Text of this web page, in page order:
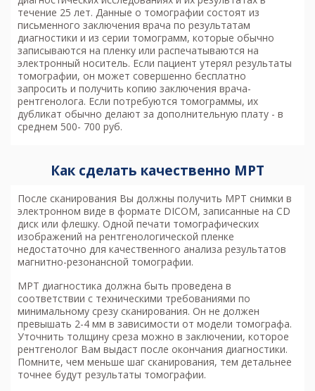
течение 25 лет. Данные о томографии состоят из
письменного заключения врача по результатам
диагностики и из серии томограмм, которые обычно
записываются на пленку или распечатываются на
электронный носитель. Если пациент утерял результаты
томографии, он может совершенно бесплатно
запросить и получить копию заключения врача-
рентгенолога. Если потребуются томограммы, их
дубликат обычно делают за дополнительную плату - в
среднем 500- 700 руб.
Как сделать качественно МРТ
После сканирования Вы должны получить МРТ снимки в
электронном виде в формате DICOM, записанные на CD
диск или флешку. Одной печати томографических
изображений на рентгенологической пленке
недостаточно для качественного анализа результатов
магнитно-резонансной томографии.
МРТ диагностика должна быть проведена в
соответствии с техническими требованиями по
минимальному срезу сканирования. Он не должен
превышать 2-4 мм в зависимости от модели томографа.
Уточнить толщину среза можно в заключении, которое
рентгенолог Вам выдаст после окончания диагностики.
Помните, чем меньше шаг сканирования, тем детальнее
точнее будут результаты томографии.